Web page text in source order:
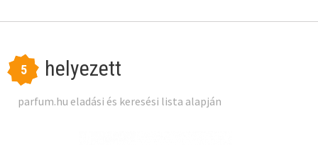
5 helyezett
parfum.hu eladási és keresési lista alapján